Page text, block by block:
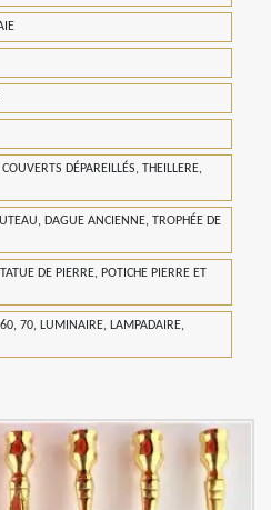
DÉPAREILLÉS, THEILLERE,
DAGUE ANCIENNE, TROPHÉE DE
DE PIERRE, POTICHE PIERRE ET
70, LUMINAIRE, LAMPADAIRE,